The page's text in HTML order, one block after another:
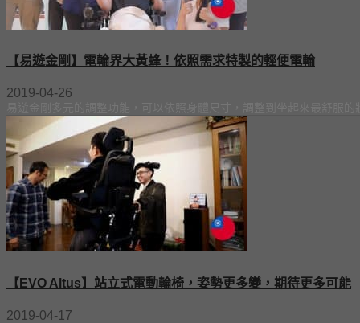
【易遊金剛】電輪界大黃蜂！依照需求特製的輕便電輪
2019-04-26
【EVO Altus】站立式電動輪椅，姿勢更多變，期待更多可能
2019-04-17